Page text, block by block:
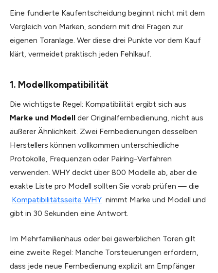
Eine fundierte Kaufentscheidung beginnt nicht mit dem
Vergleich von Marken, sondern mit drei Fragen zur
eigenen Toranlage. Wer diese drei Punkte vor dem Kauf
klärt, vermeidet praktisch jeden Fehlkauf.
1. Modellkompatibilität
Die wichtigste Regel: Kompatibilität ergibt sich aus
Marke und Modell der Originalfernbedienung, nicht aus
äußerer Ähnlichkeit. Zwei Fernbedienungen desselben
Herstellers können vollkommen unterschiedliche
Protokolle, Frequenzen oder Pairing-Verfahren
verwenden. WHY deckt über 800 Modelle ab, aber die
exakte Liste pro Modell sollten Sie vorab prüfen — die
Kompatibilitätsseite WHY nimmt Marke und Modell und
gibt in 30 Sekunden eine Antwort.
Im Mehrfamilienhaus oder bei gewerblichen Toren gilt
eine zweite Regel: Manche Tor­steuerungen erfordern,
dass jede neue Fernbedienung explizit am Empfänger